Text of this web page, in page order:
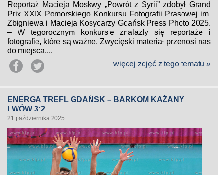
Reportaż Macieja Moskwy „Powrót z Syrii” zdobył Grand
Prix XXIX Pomorskiego Konkursu Fotografii Prasowej im.
Zbigniewa i Macieja Kosycarzy Gdańsk Press Photo 2025.
– W tegorocznym konkursie znalazły się reportaże i
fotografie, które są ważne. Zwycięski materiał przenosi nas
do miejsca,...
więcej zdjęć z tego tematu »
ENERGA TREFL GDAŃSK – BARKOM KAŻANY
LWÓW 3:2
21 października 2025